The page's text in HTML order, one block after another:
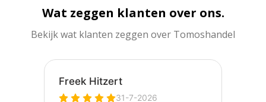
Wat zeggen klanten over ons.
Bekijk wat klanten zeggen over Tomoshandel